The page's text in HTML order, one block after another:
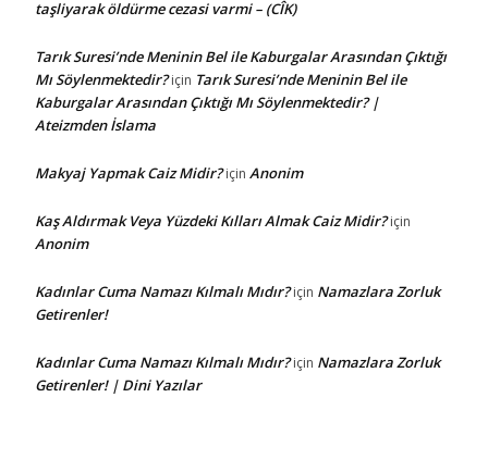
taşliyarak öldürme cezasi varmi – (CÎK)
Tarık Suresi’nde Meninin Bel ile Kaburgalar Arasından Çıktığı
Mı Söylenmektedir?için Tarık Suresi’nde Meninin Bel ile
Kaburgalar Arasından Çıktığı Mı Söylenmektedir? |
Ateizmden İslama
Makyaj Yapmak Caiz Midir?için Anonim
Kaş Aldırmak Veya Yüzdeki Kılları Almak Caiz Midir?için
Anonim
Kadınlar Cuma Namazı Kılmalı Mıdır?için Namazlara Zorluk
Getirenler!
Kadınlar Cuma Namazı Kılmalı Mıdır?için Namazlara Zorluk
Getirenler! | Dini Yazılar